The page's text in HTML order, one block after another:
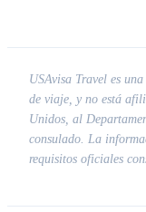
USAvisa Travel es
de viaje, y no está
Unidos, al
consulado. La
requisitos oficiales